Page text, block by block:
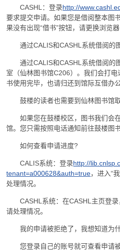
CASHL：登录http://
要求提交申请。如果您是借阅整本图
果没有出现“借书”按钮，请更换浏览
通过CALIS和CASHL系统借阅的
通过CALIS和CASHL系统借阅的
室（仙林图书馆C206）。我们会打
书使用完毕，也请归还到馆际互借办公
鼓楼的读者也需要到仙林图书馆
如果您在鼓楼校区，图书我们会
馆。您只需按照电话通知前往鼓楼图
如何查看申请进度?
CALIS系统：登录http://
tenant=a000628&auth=true，进入“
处理情况。
CASHL系统：在CASHL主页登
请处理情况。
我的申请被拒绝了，我想知道为什
您登录自己的账号就可查看申请